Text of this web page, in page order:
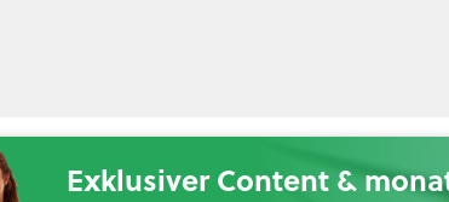
Exklusiver Content &